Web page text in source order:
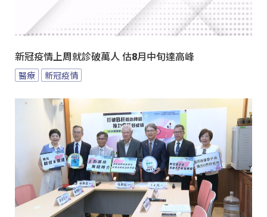
新冠疫情上周就診破萬人 估8月中旬達高峰
醫療 新冠疫情